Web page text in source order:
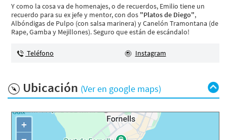
Y como la cosa va de homenajes, o de recuerdos, Emilio tiene un
recuerdo para su ex jefe y mentor, con dos "Platos de Diego",
Albóndigas de Pulpo (con salsa marinera) y Canelón Tramontana (de
Rape, Gamba y Mejillones). Seguro que están de escándalo!
Teléfono Instagram
Ubicación (Ver en google maps)
+